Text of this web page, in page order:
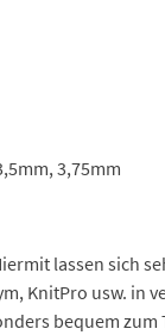
3,75mm
lassen sich
KnitPro usw.
bequem